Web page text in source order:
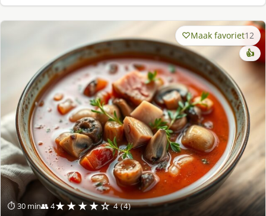
⏱ 30 min👥 4★★★★☆ 4 (4)
Maak favoriet12
👍